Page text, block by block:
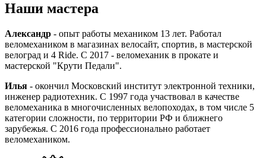
Наши мастера
Александр - опыт работы механиком 13 лет. Работал
веломехаником в магазинах велосайт, спортив, в мастерской
велоград и 4 Ride. C 2017 - веломеханик в прокате и
мастерской "Крути Педали".
Илья - окончил Московский институт электронной техники,
инженер радиотехник. С 1997 года участвовал в качестве
веломеханика в многочисленных велопоходах, в том числе 5
категории сложности, по территории РФ и ближнего
зарубежья. С 2016 года профессионально работает
веломехаником.